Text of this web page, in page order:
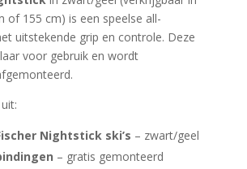
of 155 cm) is een speelse all-
uitstekende grip en controle. Deze
voor gebruik en wordt
Nightstick ski’s – zwart/geel
– gratis gemonteerd